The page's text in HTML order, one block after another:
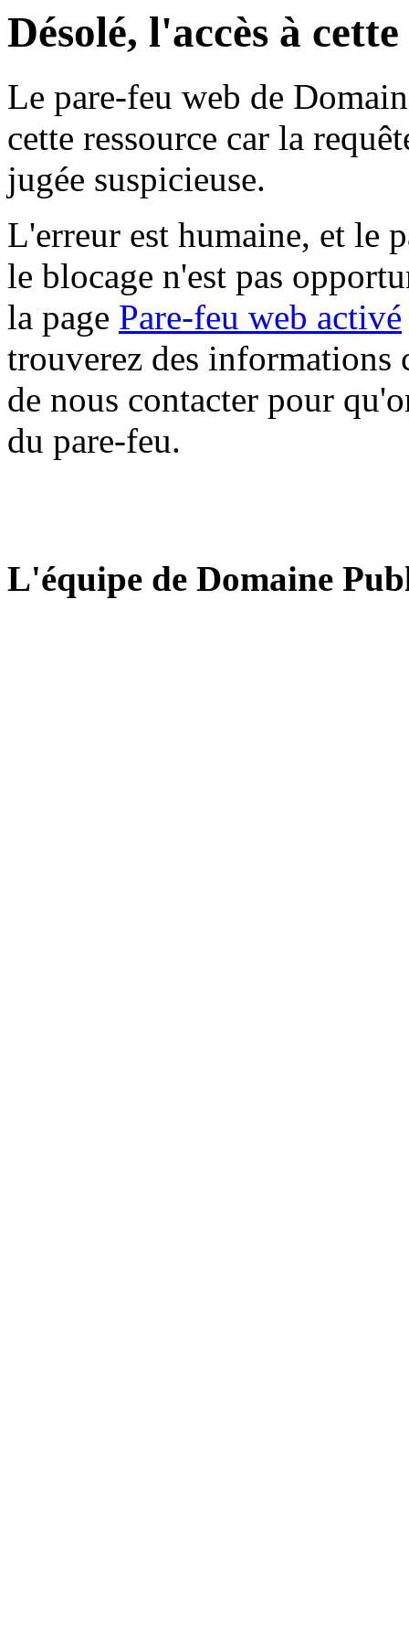
Désolé, l'accès à
Le pare-feu web de
cette ressource car la
jugée suspicieuse.
L'erreur est humaine, et le
le blocage n'est pas
la page Pare-feu web activé
trouverez des informations
de nous contacter pour
du pare-feu.
L'équipe de Domaine